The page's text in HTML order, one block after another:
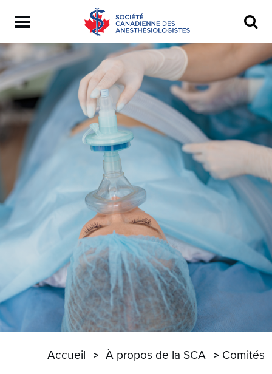
Accueil À propos de la SCA Comités